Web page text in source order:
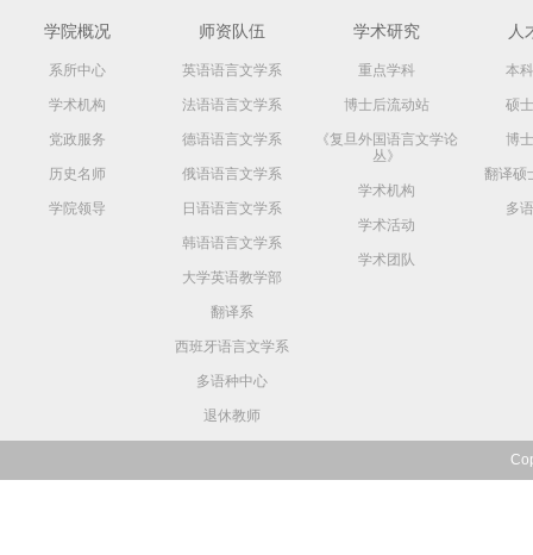
学院概况
系所中心
学术机构
党政服务
历史名师
学院领导
师资队伍
英语语言文学系
法语语言文学系
德语语言文学系
俄语语言文学系
日语语言文学系
韩语语言文学系
大学英语教学部
翻译系
西班牙语言文学系
多语种中心
退休教师
学术研究
重点学科
博士后流动站
《复旦外国语言文学论
丛》
学术机构
学术活动
学术团队
人
本
硕
博
翻译硕
多